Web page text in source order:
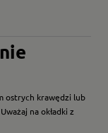
ostrych krawędzi lub
na okładki z